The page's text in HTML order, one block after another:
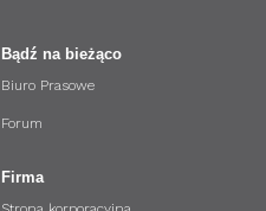
Bądź na bieżąco
Biuro Prasowe
Forum
Firma